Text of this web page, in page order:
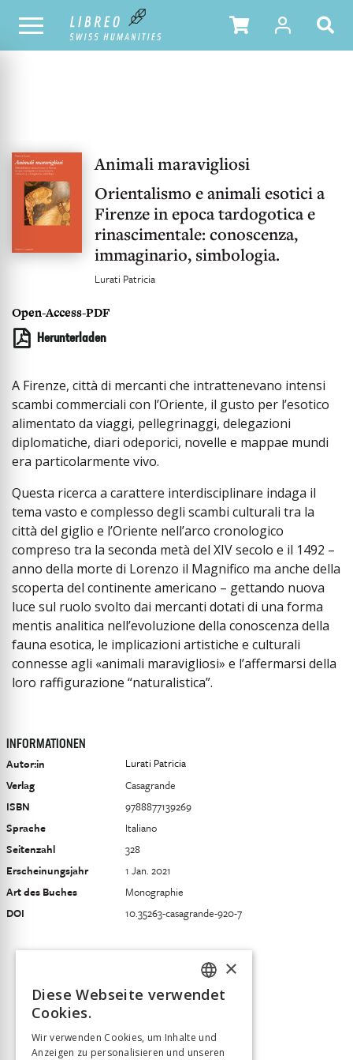
UNSER KATALOG INHALTSVERZEICHNIS
Animali maravigliosi
Orientalismo e animali esotici a
Firenze in epoca tardogotica e
rinascimentale: conoscenza,
immaginario, simbologia.
Lurati Patricia
Open-Access-PDF
Herunterladen
A Firenze, città di mercanti che intrattenevano intensi
scambi commerciali con l’Oriente, il gusto per l’esotico
alimentato da viaggi, pellegrinaggi, delegazioni
diplomatiche, diari odeporici, novelle e mappae mundi
era particolarmente vivo.
Questa ricerca a carattere interdisciplinare indaga il
tema vasto e complesso degli scambi culturali tra la
città del giglio e l’Oriente nell’arco cronologico
compreso tra la seconda metà del XIV secolo e il 1492 –
anno della morte di Lorenzo il Magnifico ma anche della
scoperta del continente americano – gettando nuova
luce sul ruolo svolto dai mercanti dotati di una forma
mentis analitica nell’evoluzione della conoscenza della
fauna esotica, le implicazioni artistiche e culturali
connesse agli «animali maravigliosi» e l’affermarsi della
loro raffigurazione “naturalistica”.
INFORMATIONEN
Autor:in
Lurati Patricia
Verlag
Casagrande
ISBN
9788877139269
Sprache
Italiano
Seitenzahl
328
Erscheinungsjahr
1 Jan. 2021
Art des Buches
Monographie
DOI
10.35263-casagrande-920-7
FRENCH
ITALIAN
×
Diese Webseite verwendet
Cookies.
Wir verwenden Cookies, um Inhalte und
Anzeigen zu personalisieren und unseren